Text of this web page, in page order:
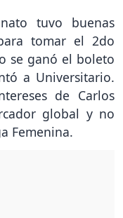
tuvo buenas
tomar el 2do
se ganó el boleto
a Universitario.
de Carlos
global y no
Femenina.